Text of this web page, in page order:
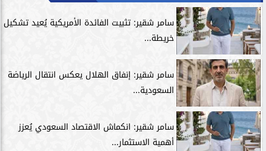
سامر شقير: تثبيت الفائدة الأمريكية يُعيد تشكيل
خريطة...
سامر شقير: إنفاق الهلال يعكس انتقال الرياضة
السعودية...
سامر شقير: انكماش الاقتصاد السعودي يُعزز
أهمية الاستثمار...